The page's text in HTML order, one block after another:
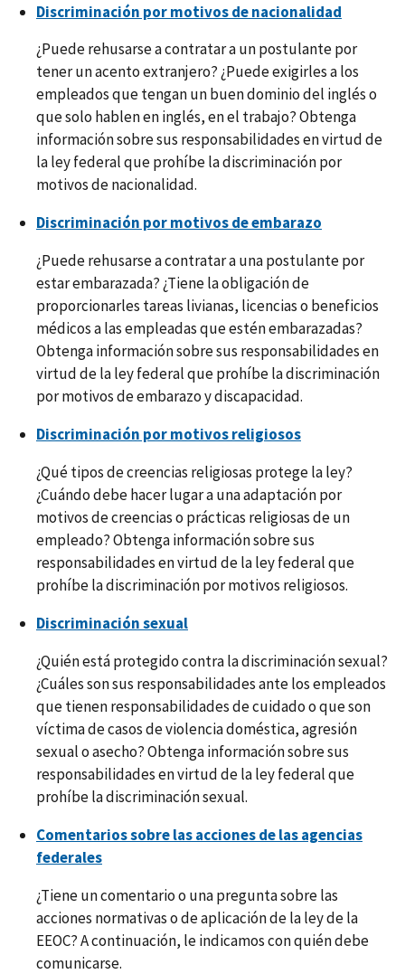
Discriminación por motivos de nacionalidad
¿Puede rehusarse a contratar a un postulante por
tener un acento extranjero? ¿Puede exigirles a los
empleados que tengan un buen dominio del inglés o
que solo hablen en inglés, en el trabajo? Obtenga
información sobre sus responsabilidades en virtud de
la ley federal que prohíbe la discriminación por
motivos de nacionalidad.
Discriminación por motivos de embarazo
¿Puede rehusarse a contratar a una postulante por
estar embarazada? ¿Tiene la obligación de
proporcionarles tareas livianas, licencias o beneficios
médicos a las empleadas que estén embarazadas?
Obtenga información sobre sus responsabilidades en
virtud de la ley federal que prohíbe la discriminación
por motivos de embarazo y discapacidad.
Discriminación por motivos religiosos
¿Qué tipos de creencias religiosas protege la ley?
¿Cuándo debe hacer lugar a una adaptación por
motivos de creencias o prácticas religiosas de un
empleado? Obtenga información sobre sus
responsabilidades en virtud de la ley federal que
prohíbe la discriminación por motivos religiosos.
Discriminación sexual
¿Quién está protegido contra la discriminación sexual?
¿Cuáles son sus responsabilidades ante los empleados
que tienen responsabilidades de cuidado o que son
víctima de casos de violencia doméstica, agresión
sexual o asecho? Obtenga información sobre sus
responsabilidades en virtud de la ley federal que
prohíbe la discriminación sexual.
Comentarios sobre las acciones de las agencias
federales
¿Tiene un comentario o una pregunta sobre las
acciones normativas o de aplicación de la ley de la
EEOC? A continuación, le indicamos con quién debe
comunicarse.